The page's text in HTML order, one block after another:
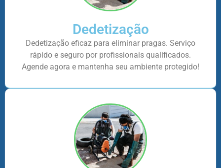
Dedetização
Dedetização eficaz para eliminar pragas. Serviço
rápido e seguro por profissionais qualificados.
Agende agora e mantenha seu ambiente protegido!